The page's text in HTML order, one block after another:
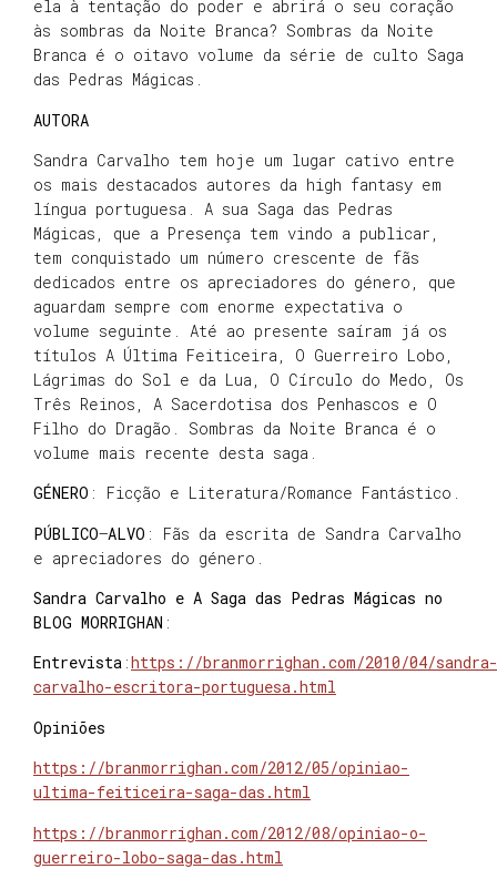
ela à tentação do poder e abrirá o seu coração
às sombras da Noite Branca? Sombras da Noite
Branca é o oitavo volume da série de culto Saga
das Pedras Mágicas.
AUTORA
Sandra Carvalho tem hoje um lugar cativo entre
os mais destacados autores da high fantasy em
língua portuguesa. A sua Saga das Pedras
Mágicas, que a Presença tem vindo a publicar,
tem conquistado um número crescente de fãs
dedicados entre os apreciadores do género, que
aguardam sempre com enorme expectativa o
volume seguinte. Até ao presente saíram já os
títulos A Última Feiticeira, O Guerreiro Lobo,
Lágrimas do Sol e da Lua, O Círculo do Medo, Os
Três Reinos, A Sacerdotisa dos Penhascos e O
Filho do Dragão. Sombras da Noite Branca é o
volume mais recente desta saga.
GÉNERO : Ficção e Literatura/Romance Fantástico.
PÚBLICO–ALVO : Fãs da escrita de Sandra Carvalho
e apreciadores do género.
Sandra Carvalho e A Saga das Pedras Mágicas no
BLOG MORRIGHAN :
Entrevista :https://branmorrighan.com/2010/04/sandra-
carvalho-escritora-portuguesa.html
Opiniões
https://branmorrighan.com/2012/05/opiniao-
ultima-feiticeira-saga-das.html
https://branmorrighan.com/2012/08/opiniao-o-
guerreiro-lobo-saga-das.html